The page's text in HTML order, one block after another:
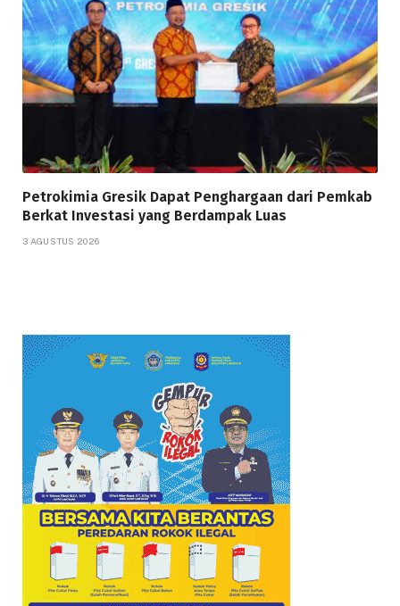
Petrokimia Gresik Dapat Penghargaan dari Pemkab
Berkat Investasi yang Berdampak Luas
3 AGUSTUS 2026